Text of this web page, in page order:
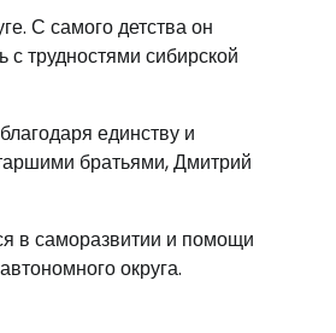
С самого детства он
трудностями сибирской
единству и
братьями, Дмитрий
в саморазвитии и помощи
округа.